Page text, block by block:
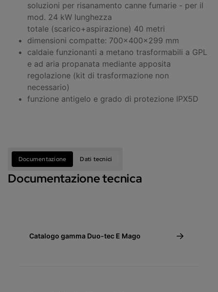
soluzioni per risanamento canne fumarie - per il
mod. 24 kW lunghezza
totale (scarico+aspirazione) 40 metri
dimensioni compatte: 700x400x299 mm
caldaie funzionanti a metano trasformabili a GPL
e ad aria propanata mediante apposita
regolazione (kit di trasformazione non
necessario)
funzione antigelo e grado di protezione IPX5D
Documentazione Dati tecnici
Documentazione tecnica
Catalogo gamma Duo-tec E Mago